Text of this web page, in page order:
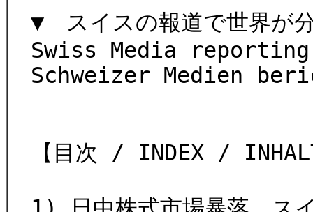
▼ スイスの報道で世界が
Swiss Media
Schweizer Medien
【目次 / INDEX /